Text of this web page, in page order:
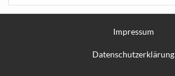
Impressum
Datenschutzerklärung